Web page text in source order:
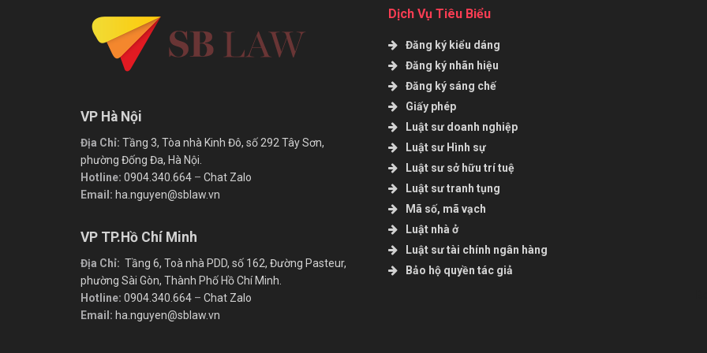
VP Hà Nội
Địa Chỉ: Tầng 3, Tòa nhà Kinh Đô, số 292 Tây Sơn,
phường Đống Đa, Hà Nội.
Hotline: 0904.340.664 – Chat Zalo
Email: ha.nguyen@sblaw.vn
VP TP.Hồ Chí Minh
Địa Chỉ: Tầng 6, Toà nhà PDD, số 162, Đường Pasteur,
phường Sài Gòn, Thành Phố Hồ Chí Minh.
Hotline: 0904.340.664 – Chat Zalo
Email: ha.nguyen@sblaw.vn
Dịch Vụ Tiêu Biểu
Đăng ký kiểu dáng
Đăng ký nhãn hiệu
Đăng ký sáng chế
Giấy phép
Luật sư doanh nghiệp
Luật sư Hình sự
Luật sư sở hữu trí tuệ
Luật sư tranh tụng
Mã số, mã vạch
Luật nhà ở
Luật sư tài chính ngân hàng
Bảo hộ quyền tác giả